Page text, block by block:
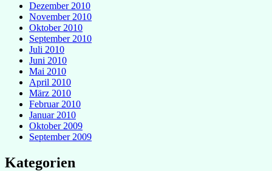
Dezember 2010
November 2010
Oktober 2010
September 2010
Juli 2010
Juni 2010
Mai 2010
April 2010
März 2010
Februar 2010
Januar 2010
Oktober 2009
September 2009
Kategorien